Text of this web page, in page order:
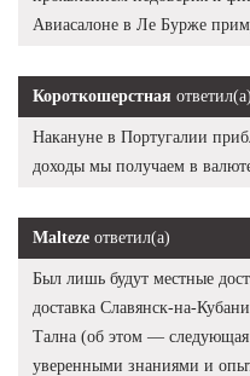
Авиасалоне в Ле Бурже
Короткошерстная ответил(а)
Накануне в Португалии
доходы мы получаем в
Malteze ответил(а)
Был лишь будут местные
доставка Славянск-на-
Тална (об этом — следующая
уверенными знаниями и